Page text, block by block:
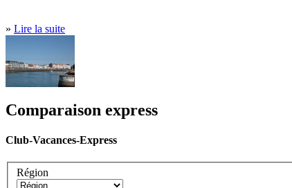
» Lire la suite
Comparaison express
Club-Vacances-Express
Région